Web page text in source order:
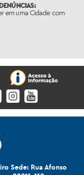
em uma Cidade com
Sede: Rua Afonso